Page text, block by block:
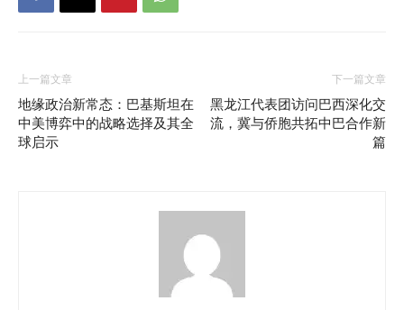
上一篇文章
地缘政治新常态：巴基斯坦在
中美博弈中的战略选择及其全
球启示
下一篇文章
黑龙江代表团访问巴西深化交
流，冀与侨胞共拓中巴合作新
篇